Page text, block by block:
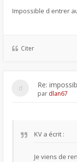
Impossible d entrer
Citer
Re:
par dlan67
KV a écrit :
Je viens de